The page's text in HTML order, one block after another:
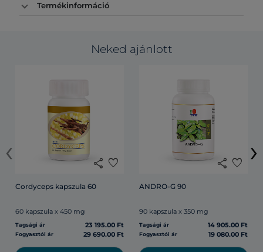
Termékinformáció
Neked ajánlott
share favorite
Cordyceps kapszula 60
60 kapszula x 450 mg
Tagsági ár 23 195.00 Ft
Fogyasztói ár 29 690.00 Ft
share favorite
ANDRO-G 90
90 kapszula x 350 mg
Tagsági ár 14 905.00 Ft
Fogyasztói ár 19 080.00 Ft
‹ ›